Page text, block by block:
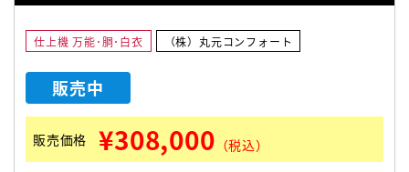
仕上機 万能･胴･白衣 （株）丸元コンフォート
販売中
販売価格 ¥308,000 （税込）